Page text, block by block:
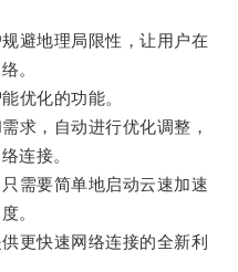
地理局限性，让用户在
。
化的功能。
，自动进行优化调整，
连接。
要简单地启动云速加速
。
快速网络连接的全新利